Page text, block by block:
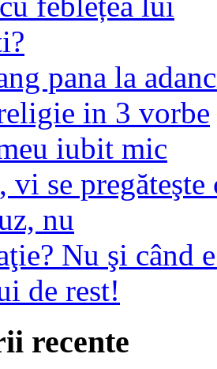
pana la
in 3 vorbe
iubit mic
vi se pregăteşte
nu
Nu şi când
de rest!
recente